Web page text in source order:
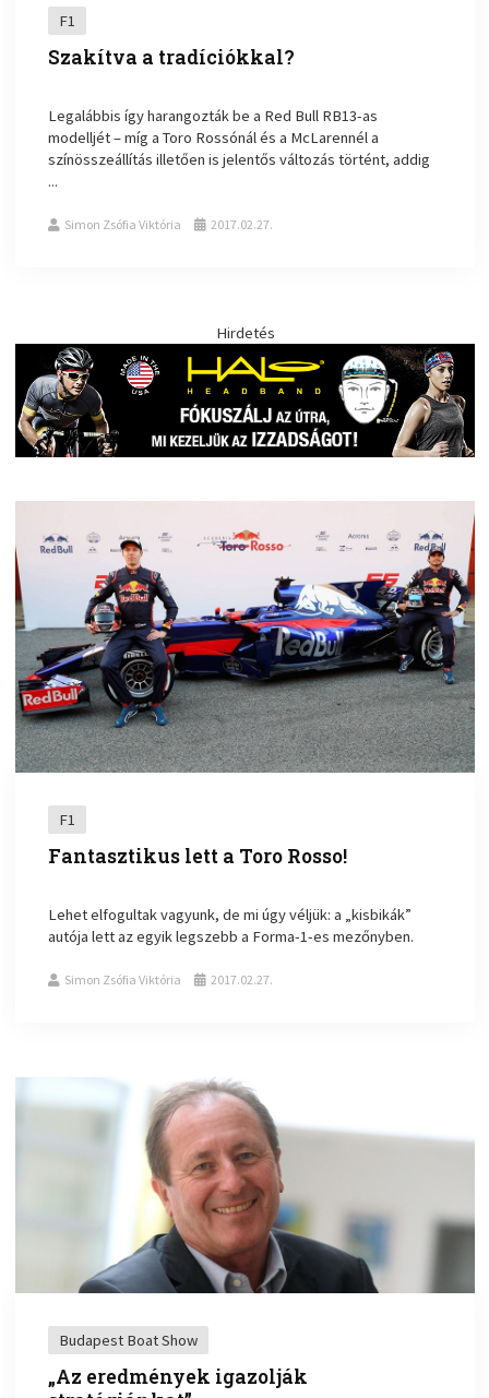
F1
Szakítva a tradíciókkal?
Legalábbis így harangozták be a Red Bull RB13-as
modelljét – míg a Toro Rossónál és a McLarennél a
színösszeállítás illetően is jelentős változás történt, addig
...
Simon Zsófia Viktória 2017.02.27.
Hirdetés
F1
Fantasztikus lett a Toro Rosso!
Lehet elfogultak vagyunk, de mi úgy véljük: a „kisbikák”
autója lett az egyik legszebb a Forma-1-es mezőnyben.
Simon Zsófia Viktória 2017.02.27.
Budapest Boat Show
„Az eredmények igazolják